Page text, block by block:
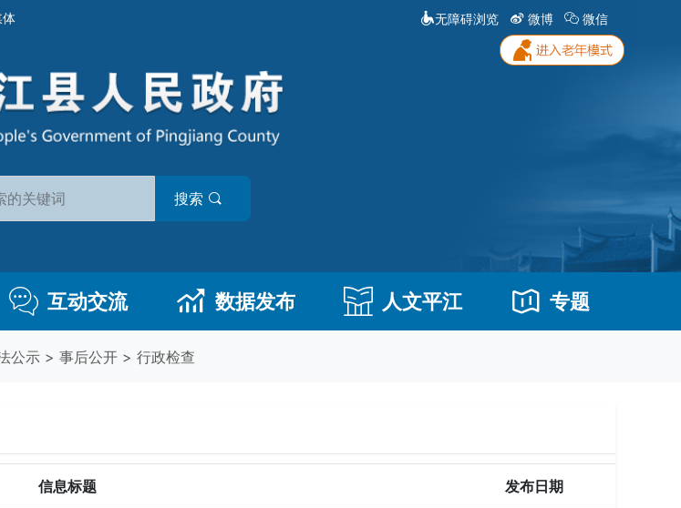
体 无障碍浏览 微博 微信
搜索
互动交流 数据发布 人文平江 专题
公示 > 事后公开 > 行政检查
信息标题 发布日期